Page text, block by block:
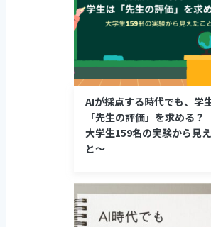
AIが採点する時代でも、学
「先生の評価」を求める
大学生159名の実験から見
と〜